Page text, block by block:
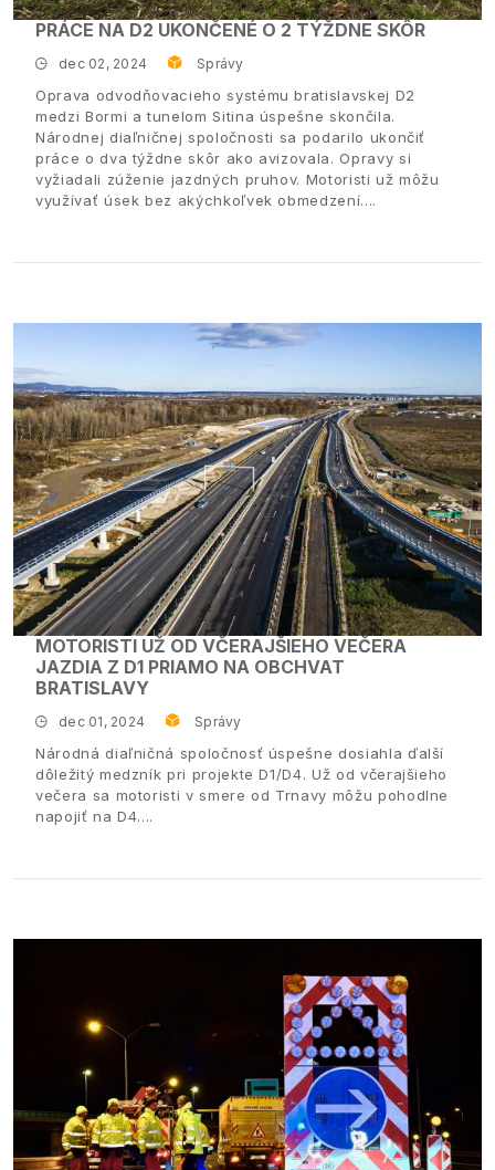
PRÁCE NA D2 UKONČENÉ O 2 TÝŽDNE SKÔR
dec 02, 2024 Správy
Oprava odvodňovacieho systému bratislavskej D2
medzi Bormi a tunelom Sitina úspešne skončila.
Národnej diaľničnej spoločnosti sa podarilo ukončiť
práce o dva týždne skôr ako avizovala. Opravy si
vyžiadali zúženie jazdných pruhov. Motoristi už môžu
využívať úsek bez akýchkoľvek obmedzení.
MOTORISTI UŽ OD VČERAJŠIEHO VEČERA
JAZDIA Z D1 PRIAMO NA OBCHVAT
BRATISLAVY
dec 01, 2024 Správy
Národná diaľničná spoločnosť úspešne dosiahla ďalší
dôležitý medzník pri projekte D1/D4. Už od včerajšieho
večera sa motoristi v smere od Trnavy môžu pohodlne
napojiť na D4.